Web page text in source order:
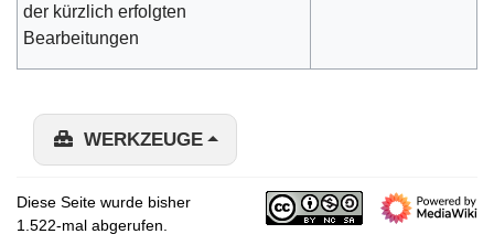
der kürzlich erfolgten
Bearbeitungen
WERKZEUGE
Diese Seite wurde bisher
1.522-mal abgerufen.